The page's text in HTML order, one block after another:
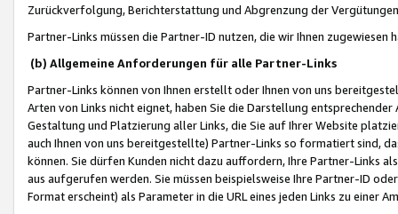
Zurückverfolgung, Berichterstattung und Abgrenzung der
Partner-Links müssen die Partner-ID nutzen, die wir Ihnen zugewiesen
(b) Allgemeine Anforderungen für alle Partner-Links
Partner-Links können von Ihnen erstellt oder Ihnen von uns
Arten von Links nicht eignet, haben Sie die Darstellung
Gestaltung und Platzierung aller Links, die Sie auf Ihrer Website
auch Ihnen von uns bereitgestellte) Partner-Links so formatiert sind,
können. Sie dürfen Kunden nicht dazu auffordern, Ihre Partner-Links
aus aufgerufen werden. Sie müssen beispielsweise Ihre Partner-ID
Format erscheint) als Parameter in die URL eines jeden Links zu einer